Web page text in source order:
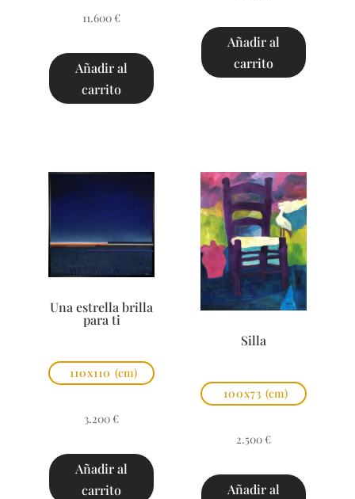
11.600 €
Añadir al
carrito
Añadir al
carrito
Una estrella brilla
para ti
110x110 (cm)
3.200 €
Añadir al
carrito
Silla
100x73 (cm)
2.500 €
Añadir al